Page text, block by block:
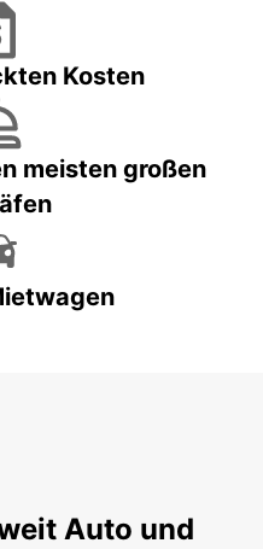
Kosten
meisten großen
Auto und